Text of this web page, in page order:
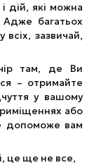
дій, які можна
багатьох
зазвичай,
там, де Ви
– отримайте
у вашому
або
допоможе вам
це ще не все,